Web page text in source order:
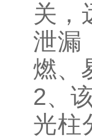
关，
泄漏
燃、
2、
光柱